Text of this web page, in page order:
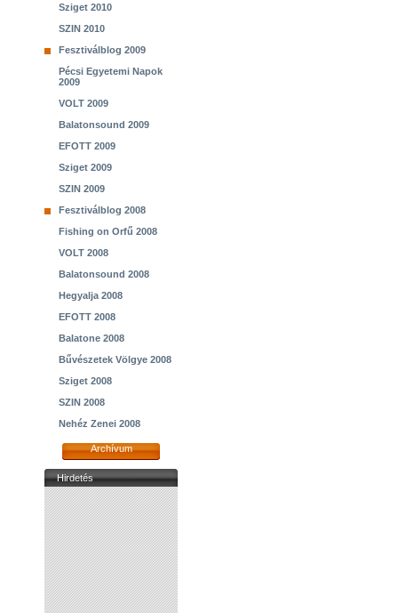
Sziget 2010
SZIN 2010
Fesztiválblog 2009
Pécsi Egyetemi Napok
2009
VOLT 2009
Balatonsound 2009
EFOTT 2009
Sziget 2009
SZIN 2009
Fesztiválblog 2008
Fishing on Orfű 2008
VOLT 2008
Balatonsound 2008
Hegyalja 2008
EFOTT 2008
Balatone 2008
Bűvészetek Völgye 2008
Sziget 2008
SZIN 2008
Nehéz Zenei 2008
Archívum
Hirdetés